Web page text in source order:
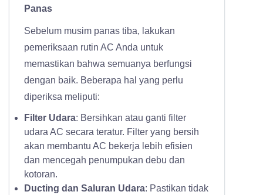
Panas
Sebelum musim panas tiba, lakukan
pemeriksaan rutin AC Anda untuk
memastikan bahwa semuanya berfungsi
dengan baik. Beberapa hal yang perlu
diperiksa meliputi:
Filter Udara: Bersihkan atau ganti filter
udara AC secara teratur. Filter yang bersih
akan membantu AC bekerja lebih efisien
dan mencegah penumpukan debu dan
kotoran.
Ducting dan Saluran Udara: Pastikan tidak